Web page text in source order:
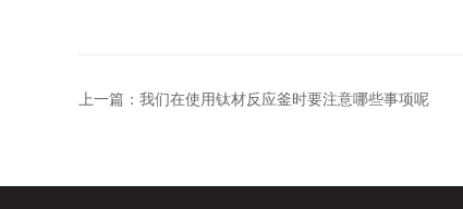
上一篇： 我们在使用钛材反应釜时要注意哪些事项呢